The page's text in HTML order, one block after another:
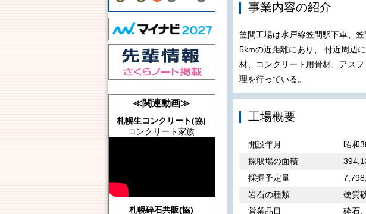
≪関連動画≫
札幌生コンクリート(協)
コンクリート家族
札幌砕石共販(協)
事業内容の紹介
笠間工場は水戸線笠間駅下車、
5kmの近距離にあり、 付近周辺
材、コンクリート用骨材、アス
理を行っている。
工場概要
開設年月
昭和
採取場の面積
採掘予定量
岩石の種類
硬質
営業品目
砕石